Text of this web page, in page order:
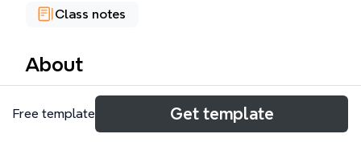
Class notes
About
Este mapa mental de Bases de Datos Distribuidas,
creado por Mauricio Herrán, Alvaro Daniel Guauque
Free template Get template